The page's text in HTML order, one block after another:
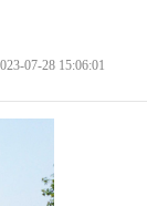
07-28 15:06:01